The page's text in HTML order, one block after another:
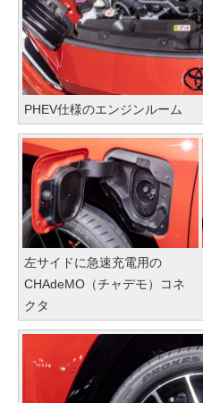
PHEV仕様のエンジンルーム
左サイドに急速充電用の
CHAdeMO（チャデモ）コネ
クタ